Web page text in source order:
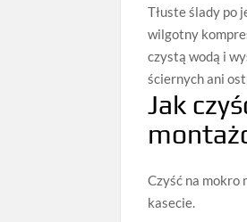
Tłuste ślady po
wilgotny
czystą wodą i
ściernych ani
Jak
Czyść na mokro
kasecie.